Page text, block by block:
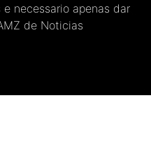
necessario apenas dar
de Noticias